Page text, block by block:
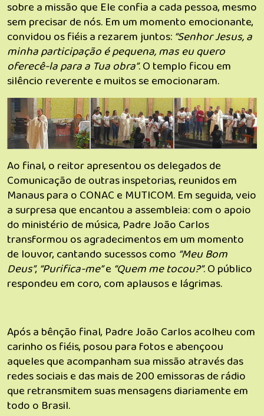
sobre a missão que Ele confia a cada pessoa, mesmo
sem precisar de nós. Em um momento emocionante,
convidou os fiéis a rezarem juntos:“Senhor Jesus, a
minha participação é pequena, mas eu quero
oferecê-la para a Tua obra”. O templo ficou em
silêncio reverente e muitos se emocionaram.
Ao final, o reitor apresentou os delegados de
Comunicação de outras inspetorias, reunidos em
Manaus para o CONAC e MUTICOM. Em seguida, veio
a surpresa que encantou a assembleia: com o apoio
do ministério de música, Padre João Carlos
transformou os agradecimentos em um momento
de louvor, cantando sucessos como “Meu Bom
Deus”,“Purifica-me”e “Quem me tocou?”. O público
respondeu em coro, com aplausos e lágrimas.
Após a bênção final, Padre João Carlos acolheu com
carinho os fiéis, posou para fotos e abençoou
aqueles que acompanham sua missão através das
redes sociais e das mais de 200 emissoras de rádio
que retransmitem suas mensagens diariamente em
todo o Brasil.